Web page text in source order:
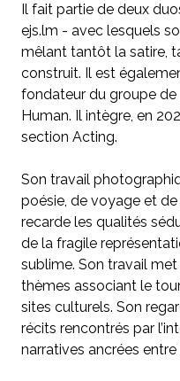
Il fait partie de deux
ejs.lm - avec lesquels
mêlant tantôt la satire,
construit. Il est
fondateur du groupe
Human. Il intègre, en
section Acting.
Son travail
poésie, de voyage et
recarde les qualités
de la fragile
sublime. Son travail
thèmes associant le
sites culturels. Son
récits rencontrés par
narratives ancrées